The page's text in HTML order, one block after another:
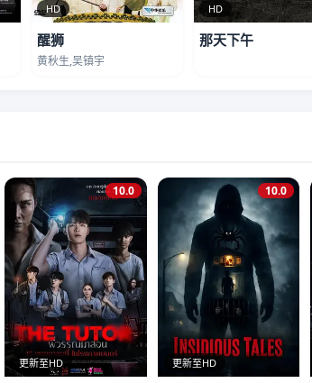
HD
醒狮
黄秋生,吴镇宇
HD
那天下午
更新至HD
10.0
更新至HD
10.0